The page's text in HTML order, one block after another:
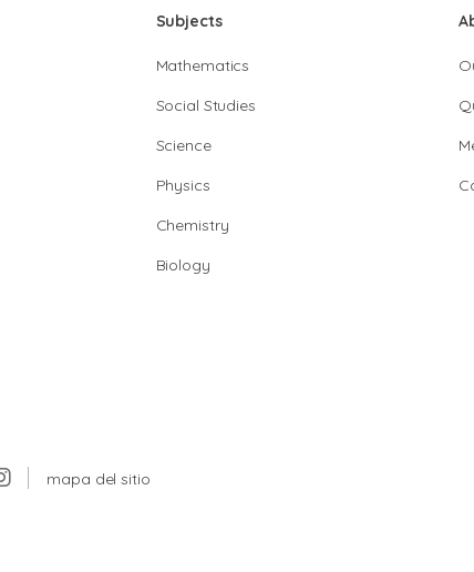
Subjects
Mathematics
Social Studies
Science
Physics
Chemistry
Biology
mapa del sitio